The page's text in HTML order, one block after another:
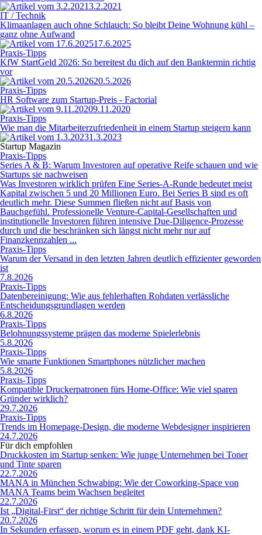
3.2.2021
IT / Technik
Klimaanlagen auch ohne Schlauch: So bleibt Deine Wohnung kühl –
ganz ohne Aufwand
17.6.2025
Praxis-Tipps
KfW StartGeld 2026: So bereitest du dich auf den Banktermin richtig
vor
20.5.2026
Praxis-Tipps
HR Software zum Startup-Preis - Factorial
9.11.2020
Praxis-Tipps
Wie man die Mitarbeiterzufriedenheit in einem Startup steigern kann
1.3.2023
Startup Magazin
Praxis-Tipps
Series A & B: Warum Investoren auf operative Reife schauen und wie
Startups sie nachweisen
Was Investoren wirklich prüfen Eine Series-A-Runde bedeutet meist
Kapital zwischen 5 und 20 Millionen Euro. Bei Series B sind es oft
deutlich mehr. Diese Summen fließen nicht auf Basis von
Bauchgefühl. Professionelle Venture-Capital-Gesellschaften und
institutionelle Investoren führen intensive Due-Diligence-Prozesse
durch und die beschränken sich längst nicht mehr nur auf
Finanzkennzahlen ...
Praxis-Tipps
Warum der Versand in den letzten Jahren deutlich effizienter geworden
ist
7.8.2026
Praxis-Tipps
Datenbereinigung: Wie aus fehlerhaften Rohdaten verlässliche
Entscheidungsgrundlagen werden
6.8.2026
Praxis-Tipps
Belohnungssysteme prägen das moderne Spielerlebnis
5.8.2026
Praxis-Tipps
Wie smarte Funktionen Smartphones nützlicher machen
5.8.2026
Praxis-Tipps
Kompatible Druckerpatronen fürs Home-Office: Wie viel sparen
Gründer wirklich?
29.7.2026
Praxis-Tipps
Trends im Homepage-Design, die moderne Webdesigner inspirieren
24.7.2026
Für dich empfohlen
Druckkosten im Startup senken: Wie junge Unternehmen bei Toner
und Tinte sparen
22.7.2026
MANA in München Schwabing: Wie der Coworking-Space von
MANA Teams beim Wachsen begleitet
22.7.2026
Ist „Digital-First“ der richtige Schritt für dein Unternehmen?
20.7.2026
In Sekunden erfassen, worum es in einem PDF geht, dank KI-